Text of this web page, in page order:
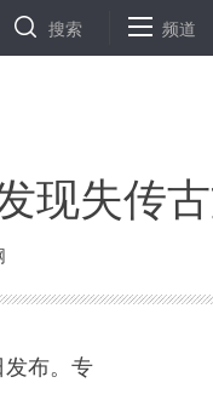
入新车标配 坚定改
搜索 频道
现失传
布。专